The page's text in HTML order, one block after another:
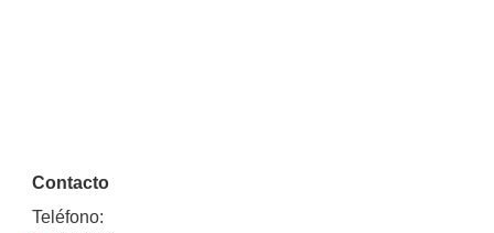
Contacto
Teléfono: